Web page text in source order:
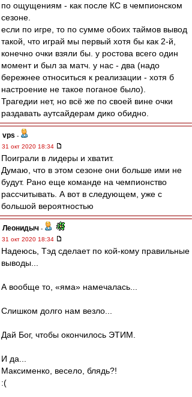
по ощущениям - как после КС в чемпионском
сезоне.
если по игре, то по сумме обоих таймов вывод
такой, что играй мы первый хотя бы как 2-й,
конечно очки взяли бы. у ростова всего один
момент и был за матч. у нас - два (надо
бережнее относиться к реализации - хотя б
настроение не такое поганое было).
Трагедии нет, но всё же по своей вине очки
раздавать аутсайдерам дико обидно.
vps -
31 окт 2020 18:34
Поиграли в лидеры и хватит.
Думаю, что в этом сезоне они больше ими не
будут. Рано еще команде на чемпионство
рассчитывать. А вот в следующем, уже с
большой вероятностью
Леонидыч -
31 окт 2020 18:34
Надеюсь, Тэд сделает по кой-кому правильные
выводы...
А вообще то, «яма» намечалась...
Слишком долго нам везло...
Дай Бог, чтобы окончилось ЭТИМ.
И да...
Максименко, весело, блядь?!
:(